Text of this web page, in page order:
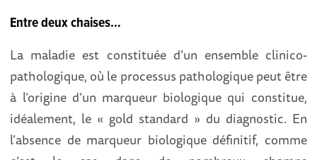
Entre deux chaises…
La maladie est constituée d’un ensemble clinico-
pathologique, où le processus pathologique peut être
à l’origine d’un marqueur biologique qui constitue,
idéalement, le « gold standard » du diagnostic. En
l’absence de marqueur biologique définitif, comme